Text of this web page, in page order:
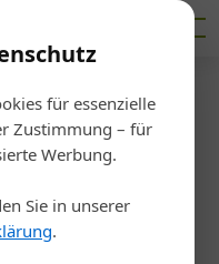
für essenzielle
Zustimmung – für
Werbung.
Sie in unserer
.
fertigen
Blum